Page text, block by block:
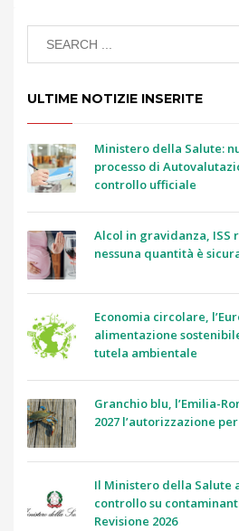
ULTIME NOTIZIE INSERITE
Ministero della Salute:
processo di
controllo ufficiale
Alcol in gravidanza, ISS
nessuna quantità è
Economia circolare,
alimentazione
tutela ambientale
Granchio blu, l’Emilia-
2027 l’autorizzazione
Il Ministero della Salute
controllo su
Revisione 2026